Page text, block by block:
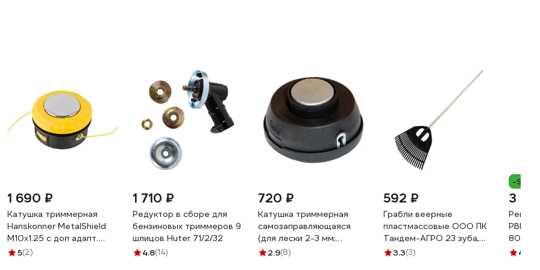
1 690 ₽
Катушка триммерная
Hanskonner MetalShield
M10x1.25 с доп адапт.
М10x1.0 H3513-03
5(2)
1 710 ₽
Редуктор в сборе для
бензиновых триммеров 9
шлицов Huter 71/2/32
4.8(14)
720 ₽
Катушка триммерная
самозаправляющаяся
(для лески 2-3 мм;
блистер) Yard 51-8-306
2.9(8)
592 ₽
Грабли веерные
пластмассовые ООО ПК
Тандем-АГРО 23 зуба,
ЧЕРНЫЕ, ширина рабочей
3.3(3)
-9%
3
PBL-
4.7